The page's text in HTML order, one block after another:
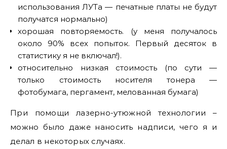
использования ЛУТа — печатные платы не будут
получатся нормально)
хорошая повторяемость. (у меня получалось
около 90% всех попыток. Первый десяток в
статистику я не включал!).
относительно низкая стоимость (по сути —
только стоимость носителя тонера —
фотобумага, пергамент, мелованная бумага)
При помощи лазерно-утюжной технологии –
можно было даже наносить надписи, чего я и
делал в некоторых случаях.